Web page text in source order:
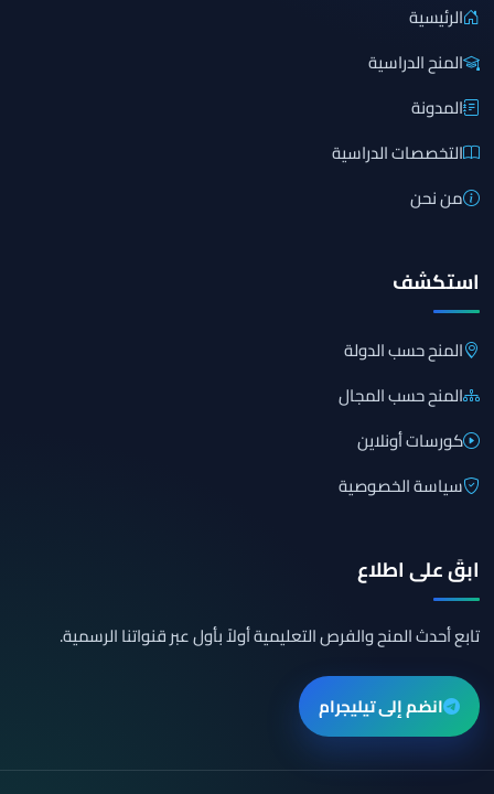
الرئيسية
المنح الدراسية
المدونة
التخصصات الدراسية
من نحن
استكشف
المنح حسب الدولة
المنح حسب المجال
كورسات أونلاين
سياسة الخصوصية
ابقَ على اطلاع
تابع أحدث المنح والفرص التعليمية أولاً بأول عبر قنواتنا الرسمية.
انضم إلى تيليجرام